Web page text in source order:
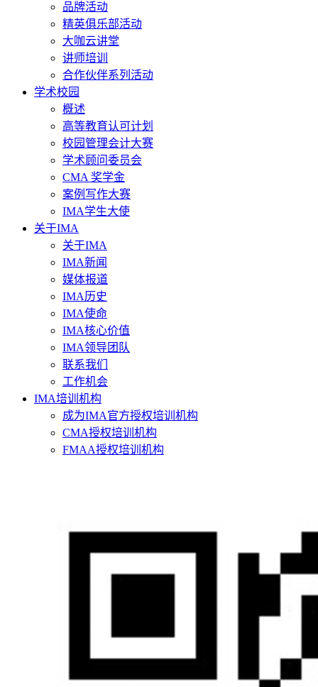
品牌活动
精英俱乐部活动
大咖云讲堂
讲师培训
合作伙伴系列活动
学术校园
概述
高等教育认可计划
校园管理会计大赛
学术顾问委员会
CMA 奖学金
案例写作大赛
IMA学生大使
关于IMA
关于IMA
IMA新闻
媒体报道
IMA历史
IMA使命
IMA核心价值
IMA领导团队
联系我们
工作机会
IMA培训机构
成为IMA官方授权培训机构
CMA授权培训机构
FMAA授权培训机构